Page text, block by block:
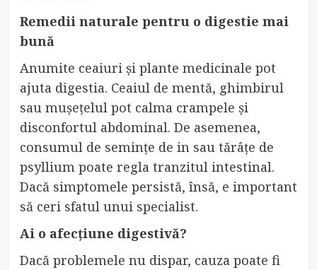
Remedii naturale pentru o digestie mai
bună
Anumite ceaiuri și plante medicinale pot
ajuta digestia. Ceaiul de mentă, ghimbirul
sau mușețelul pot calma crampele și
disconfortul abdominal. De asemenea,
consumul de semințe de in sau tărâțe de
psyllium poate regla tranzitul intestinal.
Dacă simptomele persistă, însă, e important
să ceri sfatul unui specialist.
Ai o afecțiune digestivă?
Dacă problemele nu dispar, cauza poate fi